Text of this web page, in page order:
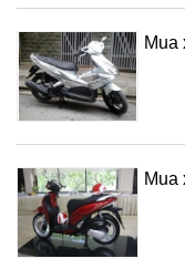
Mua
Mua